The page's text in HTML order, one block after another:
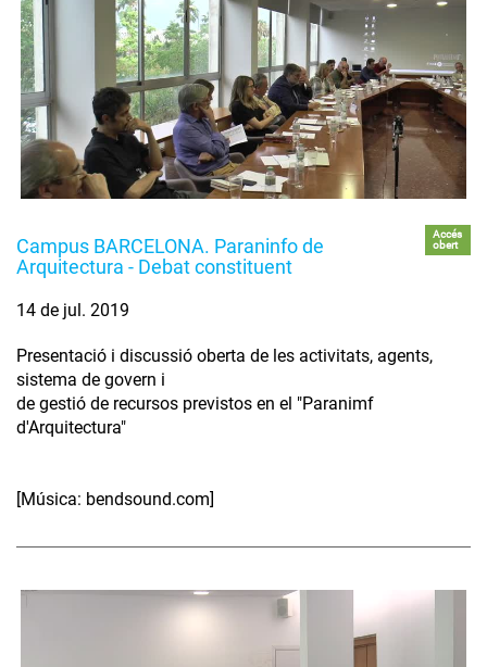
Campus BARCELONA. Paraninfo de
Arquitectura - Debat constituent
Accés
obert
14 de jul. 2019
Presentació i discussió oberta de les activitats, agents,
sistema de govern i
de gestió de recursos previstos en el "Paranimf
d'Arquitectura"
[Música: bendsound.com]